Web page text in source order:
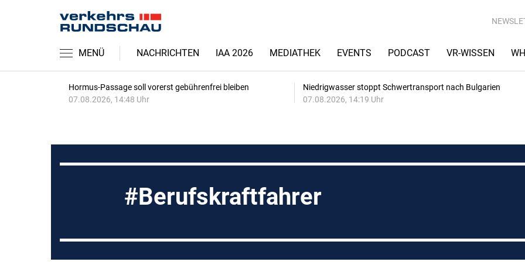
MENÜ NACHRICHTEN IAA 2026 MEDIATHEK EVENTS PODCAST VR-WISSEN
Hormus-Passage soll vorerst gebührenfrei bleiben
07.08.2026, 14:48 Uhr
Niedrigwasser stoppt Schwertransport nach Bulgarien
07.08.2026, 14:19 Uhr
Berufskraftfahrer